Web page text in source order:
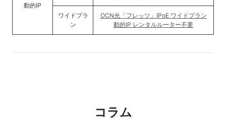
動的IP
ワイドプラ
ン
OCN光「フレッツ」IPoE ワイドプラン
動的IP レンタルルーター不要
コラム